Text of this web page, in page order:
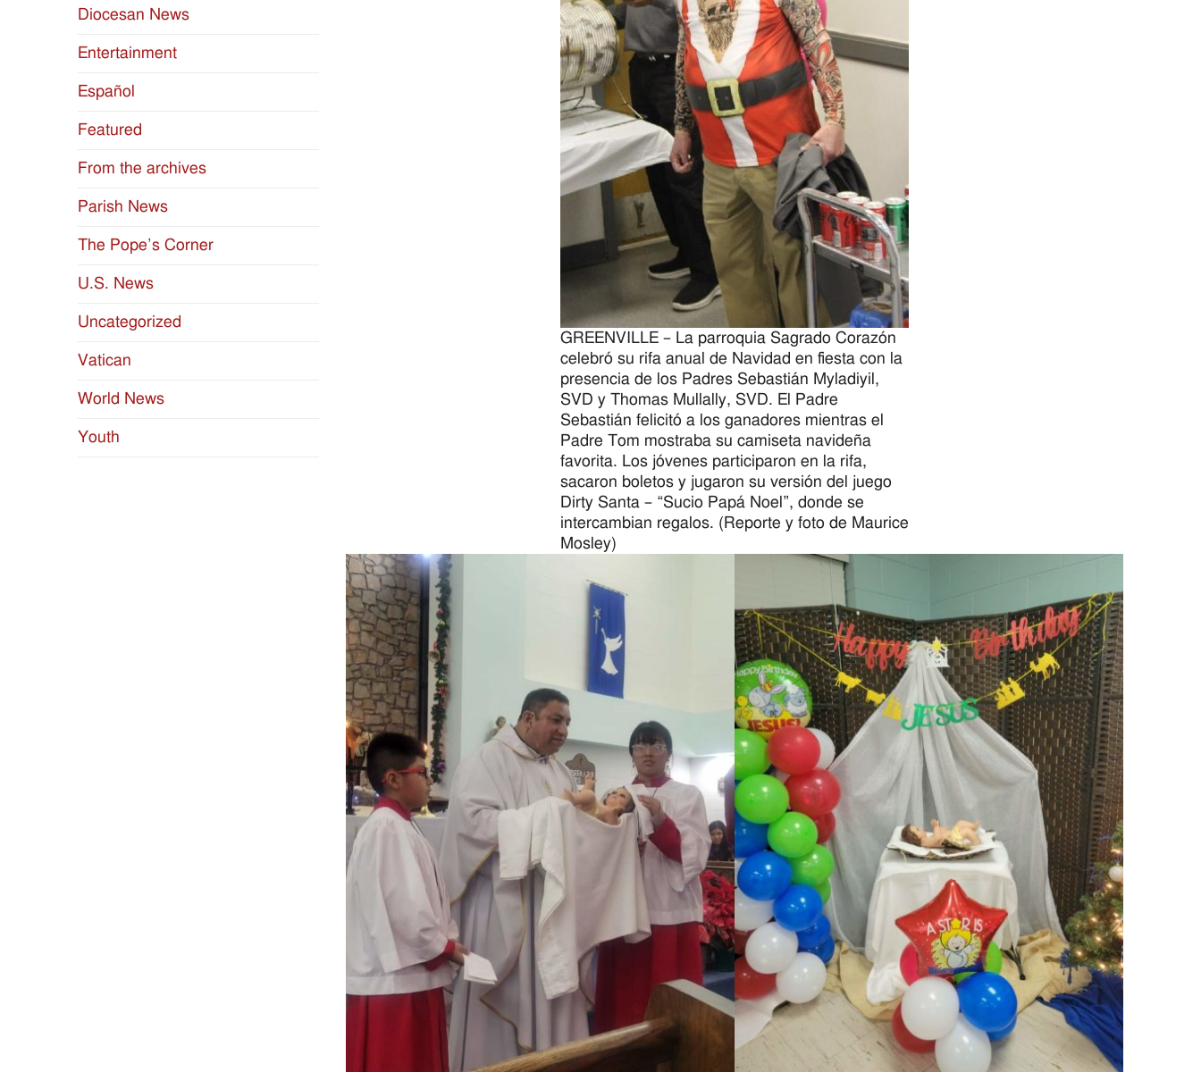
GREENVILLE – La parroquia Sagrado Corazón
celebró su rifa anual de Navidad en fiesta con la
presencia de los Padres Sebastián Myladiyil,
SVD y Thomas Mullally, SVD. El Padre
Sebastián felicitó a los ganadores mientras el
Padre Tom mostraba su camiseta navideña
favorita. Los jóvenes participaron en la rifa,
sacaron boletos y jugaron su versión del juego
Dirty Santa – “Sucio Papá Noel”, donde se
intercambian regalos. (Reporte y foto de Maurice
Mosley)
Diocesan News
Entertainment
Español
Featured
From the archives
Parish News
The Pope’s Corner
U.S. News
Uncategorized
Vatican
World News
Youth